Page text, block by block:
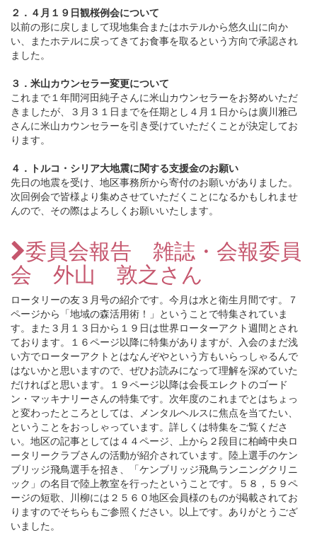
２．４月１９日観桜例会について
以前の形に戻しまして現地集合またはホテルから悠久山に向か
い、またホテルに戻ってきてお食事を取るという方向で承認され
ました。
３．米山カウンセラー変更について
これまで１年間河田純子さんに米山カウンセラーをお努めいただ
きましたが、３月３１日までを任期とし４月１日からは廣川雅己
さんに米山カウンセラーを引き受けていただくことが決定してお
ります。
４．トルコ・シリア大地震に関する支援金のお願い
先日の地震を受け、地区事務所から寄付のお願いがありました。
次回例会で皆様より集めさせていただくことになるかもしれませ
んので、その際はよろしくお願いいたします。
委員会報告 雑誌・会報委員
会 外山 敦之さん
ロータリーの友３月号の紹介です。今月は水と衛生月間です。７
ページから「地域の森活用術！」ということで特集されていま
す。また３月１３日から１９日は世界ローターアクト週間とされ
ております。１６ページ以降に特集がありますが、入会のまだ浅
い方でローターアクトとはなんぞやという方もいらっしゃるんで
はないかと思いますので、ぜひお読みになって理解を深めていた
だければと思います。１９ページ以降は会長エレクトのゴード
ン・マッキナリーさんの特集です。次年度のこれまでとはちょっ
と変わったところとしては、メンタルヘルスに焦点を当てたい、
ということをおっしゃっています。詳しくは特集をご覧くださ
い。地区の記事としては４４ページ、上から２段目に柏崎中央ロ
ータリークラブさんの活動が紹介されています。陸上選手のケン
ブリッジ飛鳥選手を招き、「ケンブリッジ飛鳥ランニングクリニ
ック」の名目で陸上教室を行ったということです。５８，５９ペ
ージの短歌、川柳には２５６０地区会員様のものが掲載されてお
りますのでそちらもご参照ください。以上です。ありがとうござ
いました。